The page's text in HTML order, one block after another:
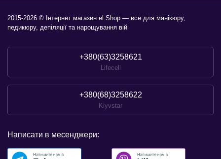
2015-2026 © Інтернет магазин el Shop — все для манікюру,
педикюру, депіляції та нарощування вій
+380(63)3258621
Lifecell
+380(68)3258622
Kiyvstar
Написати в месенджери: